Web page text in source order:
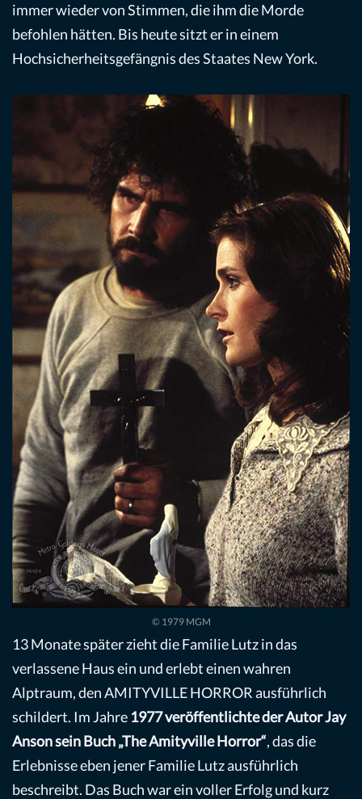
immer wieder von Stimmen, die ihm die Morde
befohlen hätten. Bis heute sitzt er in einem
Hochsicherheitsgefängnis des Staates New York.
© 1979 MGM
13 Monate später zieht die Familie Lutz in das
verlassene Haus ein und erlebt einen wahren
Alptraum, den AMITYVILLE HORROR ausführlich
schildert. Im Jahre 1977 veröffentlichte der Autor Jay
Anson sein Buch „The Amityville Horror“, das die
Erlebnisse eben jener Familie Lutz ausführlich
beschreibt. Das Buch war ein voller Erfolg und kurz